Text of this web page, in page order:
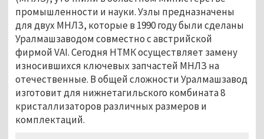
промышленности и науки. Узлы предназначены
для двух МНЛЗ, которые в 1990 году были сделаны
Уралмашзаводом совместно с австрийской
фирмой VAI. Сегодня НТМК осуществляет замену
износившихся ключевых запчастей МНЛЗ на
отечественные. В общей сложности Уралмашзавод
изготовит для нижнетагильского комбината 8
кристаллизаторов различных размеров и
комплектаций.